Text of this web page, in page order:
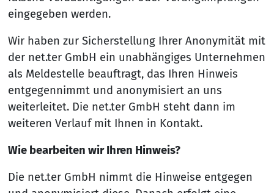
eingegeben werden.
Wir haben zur Sicherstellung Ihrer Anonymität mit
der net.ter GmbH ein unabhängiges Unternehmen
als Meldestelle beauftragt, das Ihren Hinweis
entgegennimmt und anonymisiert an uns
weiterleitet. Die net.ter GmbH steht dann im
weiteren Verlauf mit Ihnen in Kontakt.
Wie bearbeiten wir Ihren Hinweis?
Die net.ter GmbH nimmt die Hinweise entgegen